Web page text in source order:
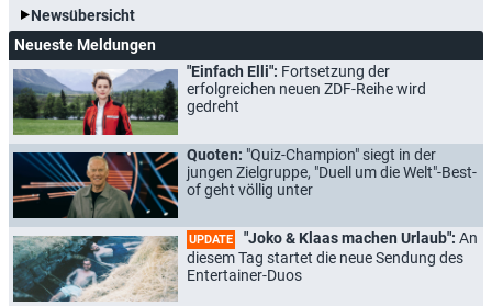
Newsübersicht
Neueste Meldungen
"Einfach Elli": Fortsetzung der
erfolgreichen neuen ZDF-Reihe wird
gedreht
Quoten: "Quiz-Champion" siegt in der
jungen Zielgruppe, "Duell um die Welt"-Best-
of geht völlig unter
UPDATE "Joko & Klaas machen Urlaub": An
diesem Tag startet die neue Sendung des
Entertainer-Duos